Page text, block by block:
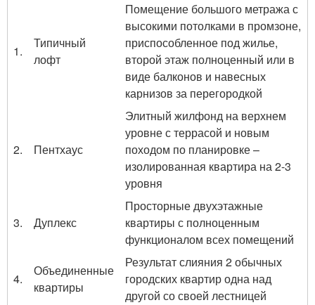
1.
Типичный
лофт
Помещение большого метража с
высокими потолками в промзоне,
приспособленное под жилье,
второй этаж полноценный или в
виде балконов и навесных
карнизов за перегородкой
2. Пентхаус
Элитный жилфонд на верхнем
уровне с террасой и новым
походом по планировке –
изолированная квартира на 2-3
уровня
3. Дуплекс
Просторные двухэтажные
квартиры с полноценным
функционалом всех помещений
4.
Объединенные
квартиры
Результат слияния 2 обычных
городских квартир одна над
другой со своей лестницей